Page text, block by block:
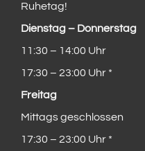
Ruhetag!
Dienstag – Donnerstag
11:30 – 14:00 Uhr
17:30 – 23:00 Uhr *
Freitag
Mittags geschlossen
17:30 – 23:00 Uhr *